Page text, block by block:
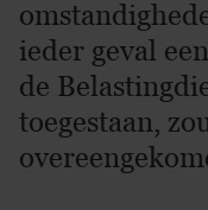
ieder geval
de
toegestaan,